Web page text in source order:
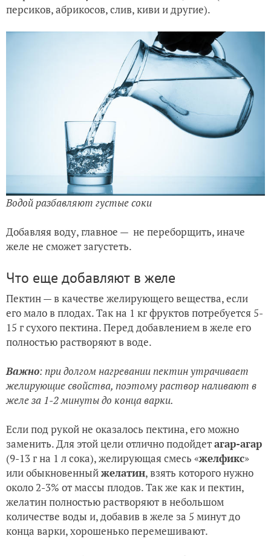
персиков, абрикосов, слив, киви и другие).
Водой разбавляют густые соки
Добавляя воду, главное — не переборщить, иначе
желе не сможет загустеть.
Что еще добавляют в желе
Пектин — в качестве желирующего вещества, если
его мало в плодах. Так на 1 кг фруктов потребуется 5-
15 г сухого пектина. Перед добавлением в желе его
полностью растворяют в воде.
Важно: при долгом нагревании пектин утрачивает
желирующие свойства, поэтому раствор наливают в
желе за 1-2 минуты до конца варки.
Если под рукой не оказалось пектина, его можно
заменить. Для этой цели отлично подойдетагар-агар
(9-13 г на 1 л сока), желирующая смесь «желфикс»
или обыкновенныйжелатин, взять которого нужно
около 2-3% от массы плодов. Так же как и пектин,
желатин полностью растворяют в небольшом
количестве воды и, добавив в желе за 5 минут до
конца варки, хорошенько перемешивают.